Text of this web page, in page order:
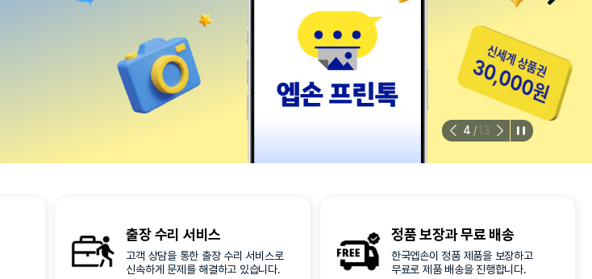
4 /13
출장 수리 서비스
고객 상담을 통한 출장 수리 서비스로
신속하게 문제를 해결하고 있습니다.
정품 보장과무료 배송
한국엡손이 정품 제품을 보장하고
무료로 제품 배송을 진행합니다.